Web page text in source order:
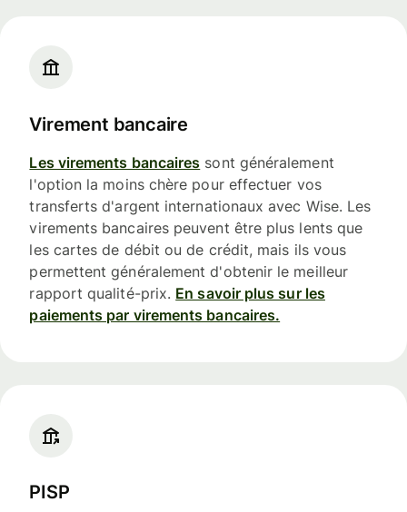
Virement bancaire
Les virements bancaires sont généralement
l'option la moins chère pour effectuer vos
transferts d'argent internationaux avec Wise. Les
virements bancaires peuvent être plus lents que
les cartes de débit ou de crédit, mais ils vous
permettent généralement d'obtenir le meilleur
rapport qualité-prix. En savoir plus sur les
paiements par virements bancaires.
PISP